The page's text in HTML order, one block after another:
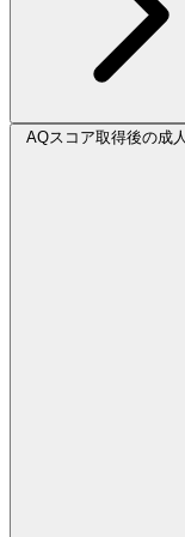
AQスコア取得後の成